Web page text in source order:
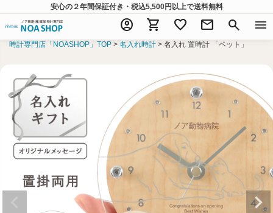
安心の２年間保証付き・税込5,500円以上で送料無料
account_circle shopping_cart favorite mail search menu
時計専門店「NOASHOP」TOP 名入れ時計 名入れ 置時計 「ペット」